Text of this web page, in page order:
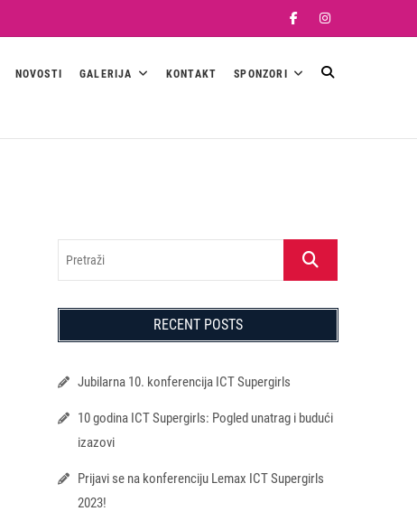
FacebookInstagram
NOVOSTI GALERIJA KONTAKT SPONZORI
Pretraži
RECENT POSTS
Jubilarna 10. konferencija ICT Supergirls
10 godina ICT Supergirls: Pogled unatrag i budući
izazovi
Prijavi se na konferenciju Lemax ICT Supergirls
2023!